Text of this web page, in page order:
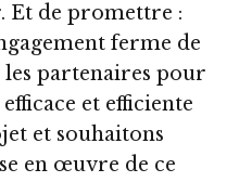
Et de promettre :
ferme de
les partenaires pour
et efficiente
et souhaitons
en œuvre de ce